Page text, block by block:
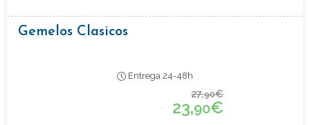
Gemelos Clasicos
Entrega 24-48h
27,90€
23,90€